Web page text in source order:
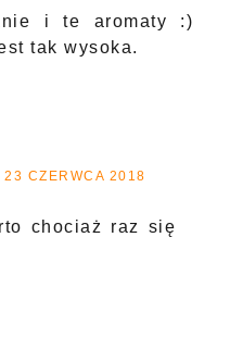
i te aromaty :)
tak wysoka.
23 CZERWCA 2018
chociaż raz się